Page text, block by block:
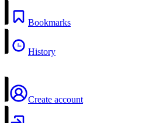
Bookmarks
History
Create account